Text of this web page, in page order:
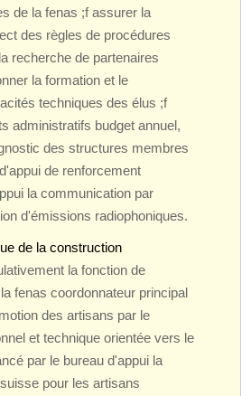
de la fenas ;f assurer la
des règles de procédures
recherche de partenaires
la formation et le
techniques des élus ;f
administratifs budget annuel,
des structures membres
de renforcement
la communication par
d'émissions radiophoniques.
de la construction
la fonction de
fenas coordonnateur principal
des artisans par le
et technique orientée vers le
par le bureau d'appui la
pour les artisans